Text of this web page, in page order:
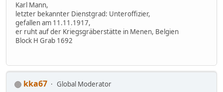
Karl Mann,
letzter bekannter Dienstgrad: Unteroffizier,
gefallen am 11.11.1917,
er ruht auf der Kriegsgräberstätte in Menen, Belgien
Block H Grab 1692
kka67
Global Moderator